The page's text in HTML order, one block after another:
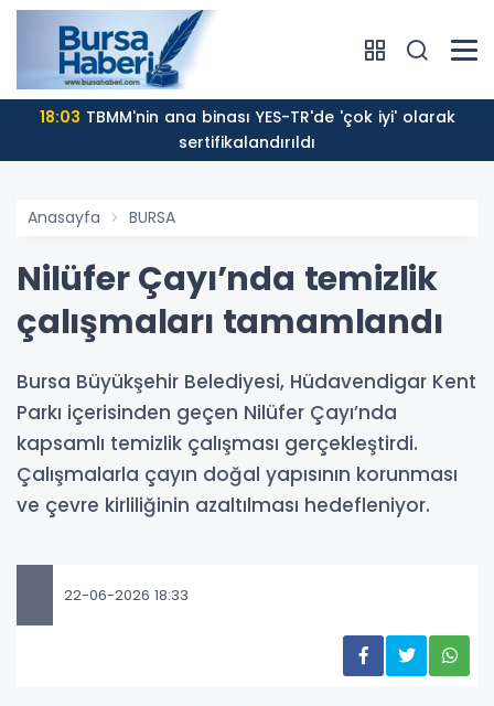
18:03
sertifikalandırıldı
Anasayfa BURSA
Nilüfer Çayı’nda temizlik
çalışmaları tamamlandı
Bursa Büyükşehir Belediyesi, Hüdavendigar Kent
Parkı içerisinden geçen Nilüfer Çayı’nda
kapsamlı temizlik çalışması gerçekleştirdi.
Çalışmalarla çayın doğal yapısının korunması
ve çevre kirliliğinin azaltılması hedefleniyor.
22-06-2026 18:33